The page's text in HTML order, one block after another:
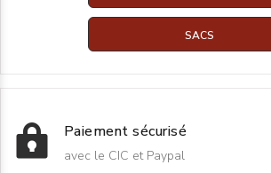
SACS
Paiement sécurisé
avec le CIC et Paypal